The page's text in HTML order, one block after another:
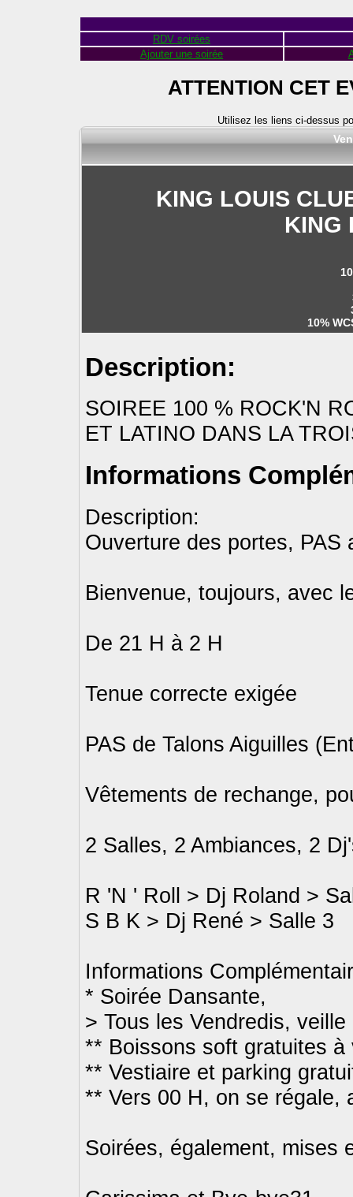
RDV soirées
Ajouter une soirée
ATTENTION CET
Utilisez les liens ci-dessus
KING LOUIS
KING
10%
Description:
SOIREE 100 % ROCK'N
ET LATINO DANS LA
Informations
Description:
Ouverture des portes, PAS
Bienvenue, toujours, avec
De 21 H à 2 H
Tenue correcte exigée
PAS de Talons Aiguilles
Vêtements de rechange,
2 Salles, 2 Ambiances, 2
R 'N ' Roll > Dj Roland >
S B K > Dj René > Salle 3
Informations
* Soirée Dansante,
> Tous les Vendredis,
** Boissons soft gratuites
** Vestiaire et parking
** Vers 00 H, on se régale,
Soirées, également, mises